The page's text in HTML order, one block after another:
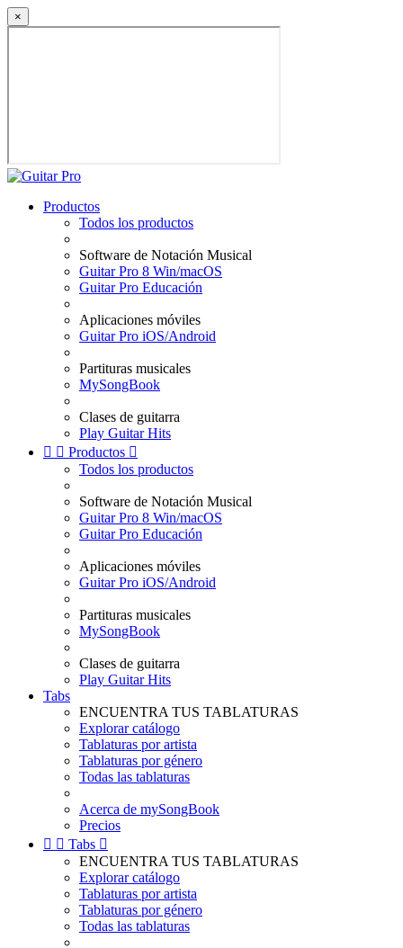
×
Productos
Todos los productos
Software de Notación Musical
Guitar Pro 8 Win/macOS
Guitar Pro Educación
Aplicaciones móviles
Guitar Pro iOS/Android
Partituras musicales
MySongBook
Clases de guitarra
Play Guitar Hits
  Productos 
Todos los productos
Software de Notación Musical
Guitar Pro 8 Win/macOS
Guitar Pro Educación
Aplicaciones móviles
Guitar Pro iOS/Android
Partituras musicales
MySongBook
Clases de guitarra
Play Guitar Hits
Tabs
ENCUENTRA TUS TABLATURAS
Explorar catálogo
Tablaturas por artista
Tablaturas por género
Todas las tablaturas
Acerca de mySongBook
Precios
  Tabs 
ENCUENTRA TUS TABLATURAS
Explorar catálogo
Tablaturas por artista
Tablaturas por género
Todas las tablaturas